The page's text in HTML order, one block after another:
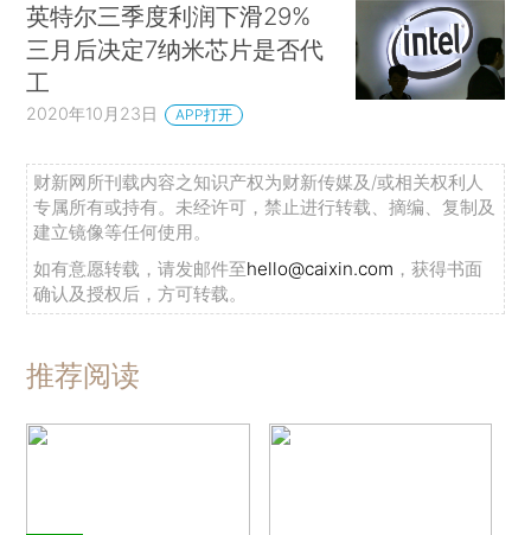
英特尔三季度利润下滑29%
三月后决定7纳米芯片是否代
工
2020年10月23日 APP打开
财新网所刊载内容之知识产权为财新传媒及/或相关权利人
专属所有或持有。未经许可，禁止进行转载、摘编、复制及
建立镜像等任何使用。
如有意愿转载，请发邮件至hello@caixin.com ，获得书面
确认及授权后，方可转载。
推荐阅读